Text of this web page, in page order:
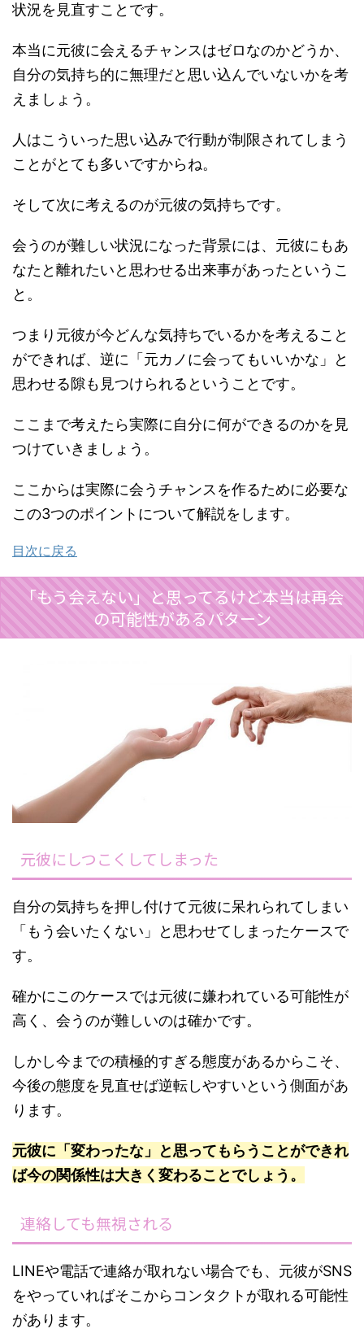
状況を見直すことです。
本当に元彼に会えるチャンスはゼロなのかどうか、
自分の気持ち的に無理だと思い込んでいないかを考
えましょう。
人はこういった思い込みで行動が制限されてしまう
ことがとても多いですからね。
そして次に考えるのが元彼の気持ちです。
会うのが難しい状況になった背景には、元彼にもあ
なたと離れたいと思わせる出来事があったというこ
と。
つまり元彼が今どんな気持ちでいるかを考えること
ができれば、逆に「元カノに会ってもいいかな」と
思わせる隙も見つけられるということです。
ここまで考えたら実際に自分に何ができるのかを見
つけていきましょう。
ここからは実際に会うチャンスを作るために必要な
この3つのポイントについて解説をします。
目次に戻る
「もう会えない」と思ってるけど本当は再会
の可能性があるパターン
元彼にしつこくしてしまった
自分の気持ちを押し付けて元彼に呆れられてしまい
「もう会いたくない」と思わせてしまったケースで
す。
確かにこのケースでは元彼に嫌われている可能性が
高く、会うのが難しいのは確かです。
しかし今までの積極的すぎる態度があるからこそ、
今後の態度を見直せば逆転しやすいという側面があ
ります。
元彼に「変わったな」と思ってもらうことができれ
ば今の関係性は大きく変わることでしょう。
連絡しても無視される
LINEや電話で連絡が取れない場合でも、元彼がSNS
をやっていればそこからコンタクトが取れる可能性
があります。